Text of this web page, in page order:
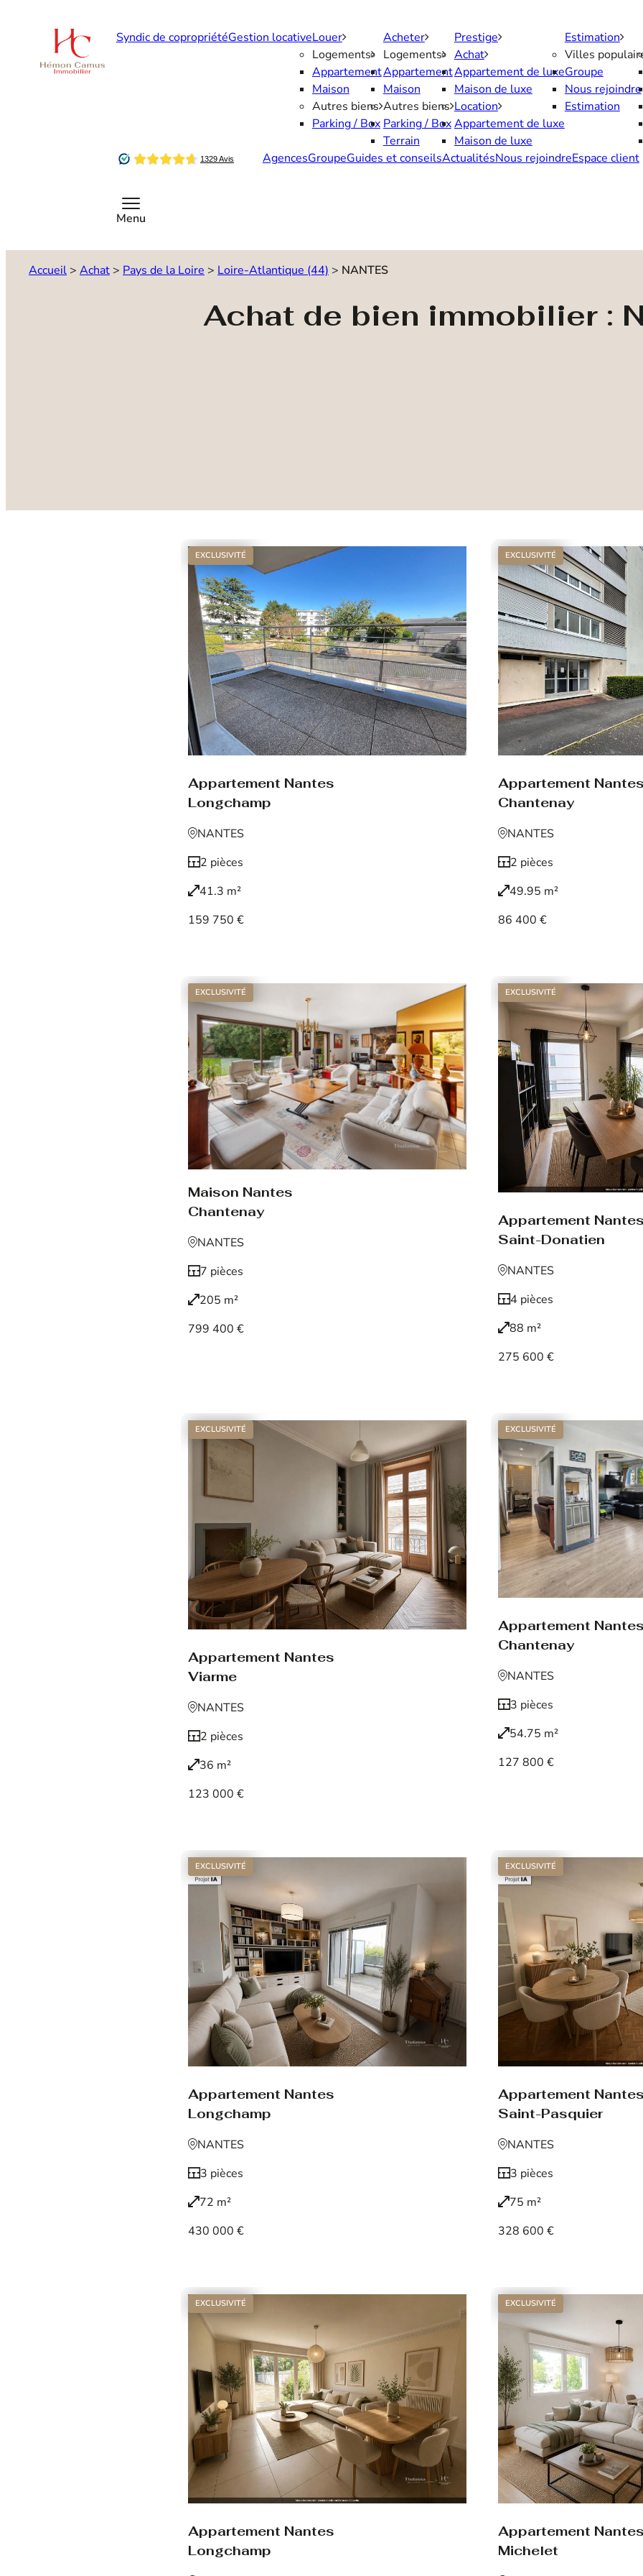
Syndic de copropriétéGestion locativeLouer
Logements
Appartement
Maison
Autres biens
Parking / Box
Acheter
Logements
Appartement
Maison
Autres biens
Parking / Box
Terrain
Prestige
Achat
Appartement de luxe
Maison de luxe
Location
Appartement de luxe
Maison de luxe
Estimation
Villes
Groupe
Nous rejoindre
Estimation
AgencesGroupeGuides et conseilsActualitésNous rejoindreEspace client
Menu
Accueil > Achat > Pays de la Loire > Loire-Atlantique (44) > NANTES
Achat de bien immobilier :
EXCLUSIVITÉ
Appartement Nantes
Longchamp
NANTES
2 pièces
41.3 m²
159 750 €
EXCLUSIVITÉ
Appartement
Chantenay
NANTES
2 pièces
49.95 m²
86 400 €
EXCLUSIVITÉ
Maison Nantes
Chantenay
NANTES
7 pièces
205 m²
799 400 €
EXCLUSIVITÉ
Appartement
Saint-Donatien
NANTES
4 pièces
88 m²
275 600 €
EXCLUSIVITÉ
Appartement Nantes
Viarme
NANTES
2 pièces
36 m²
123 000 €
EXCLUSIVITÉ
Appartement
Chantenay
NANTES
3 pièces
54.75 m²
127 800 €
EXCLUSIVITÉ
Appartement Nantes
Longchamp
NANTES
3 pièces
72 m²
430 000 €
EXCLUSIVITÉ
Appartement
Saint-Pasquier
NANTES
3 pièces
75 m²
328 600 €
EXCLUSIVITÉ
Appartement Nantes
Longchamp
EXCLUSIVITÉ
Appartement
Michelet